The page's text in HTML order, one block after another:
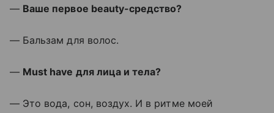
— Ваше первое beauty-средство?
— Бальзам для волос.
— Must have для лица и тела?
— Это вода, сон, воздух. И в ритме моей